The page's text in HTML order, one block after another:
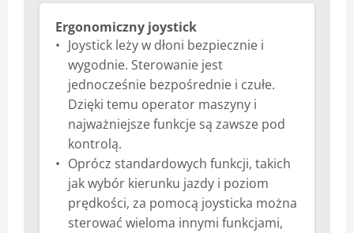
Ergonomiczny joystick
Joystick leży w dłoni bezpiecznie i
wygodnie. Sterowanie jest
jednocześnie bezpośrednie i czułe.
Dzięki temu operator maszyny i
najważniejsze funkcje są zawsze pod
kontrolą.
Oprócz standardowych funkcji, takich
jak wybór kierunku jazdy i poziom
prędkości, za pomocą joysticka można
sterować wieloma innymi funkcjami,